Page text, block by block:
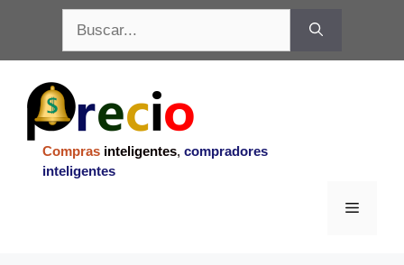
contenido
Compras inteligentes, compradores
inteligentes
Menu